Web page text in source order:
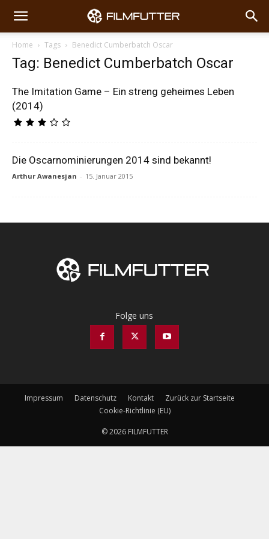
Home Tags Benedict Cumberbatch Oscar
Tag: Benedict Cumberbatch Oscar
The Imitation Game – Ein streng geheimes Leben
(2014)
Die Oscarnominierungen 2014 sind bekannt!
Arthur Awanesjan - 15. Januar 2015
Folge uns
Impressum Datenschutz Kontakt
Zurück zur Startseite
Cookie-Richtlinie (EU)
© 2026 FILMFUTTER